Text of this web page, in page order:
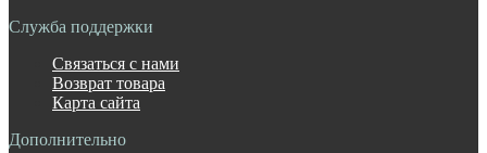
Служба поддержки
Связаться с нами
Возврат товара
Карта сайта
Дополнительно